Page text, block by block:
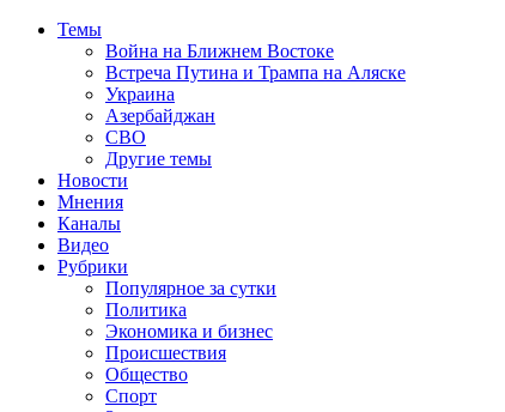
Темы
Война на Ближнем Востоке
Встреча Путина и Трампа на Аляске
Украина
Азербайджан
СВО
Другие темы
Новости
Мнения
Каналы
Видео
Рубрики
Популярное за сутки
Политика
Экономика и бизнес
Происшествия
Общество
Спорт